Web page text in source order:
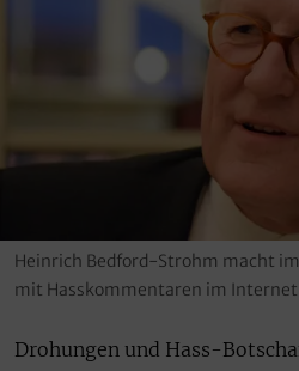
Heinrich Bedford-Strohm macht
mit Hasskommentaren im Internet
Drohungen und Hass-